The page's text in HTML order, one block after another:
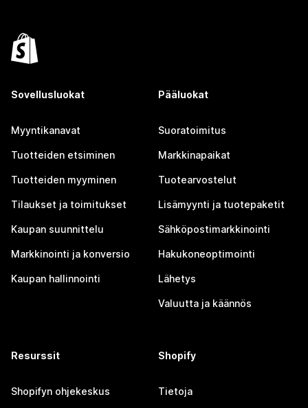
Sovellusluokat
Myyntikanavat
Tuotteiden etsiminen
Tuotteiden myyminen
Tilaukset ja toimitukset
Kaupan suunnittelu
Markkinointi ja konversio
Kaupan hallinnointi
Pääluokat
Suoratoimitus
Markkinapaikat
Tuotearvostelut
Lisämyynti ja tuotepaketit
Sähköpostimarkkinointi
Hakukoneoptimointi
Lähetys
Valuutta ja käännös
Resurssit
Shopifyn ohjekeskus
Shopify
Tietoja